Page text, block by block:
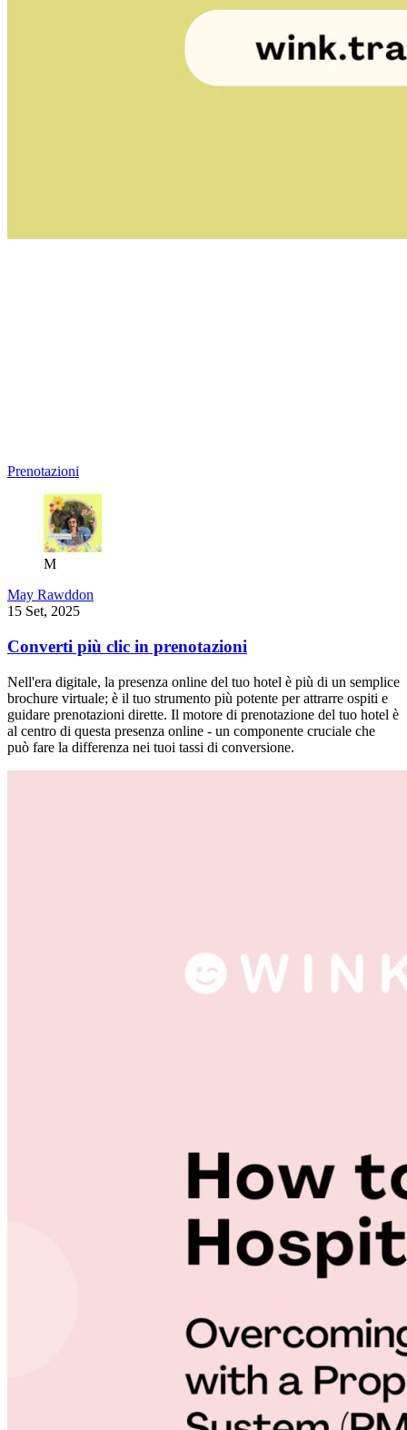
Prenotazioni
M
May Rawddon
15 Set, 2025
Converti più clic in prenotazioni
Nell'era digitale, la presenza online del tuo hotel è più di un semplice
brochure virtuale; è il tuo strumento più potente per attrarre ospiti e
guidare prenotazioni dirette. Il motore di prenotazione del tuo hotel è
al centro di questa presenza online - un componente cruciale che
può fare la differenza nei tuoi tassi di conversione.